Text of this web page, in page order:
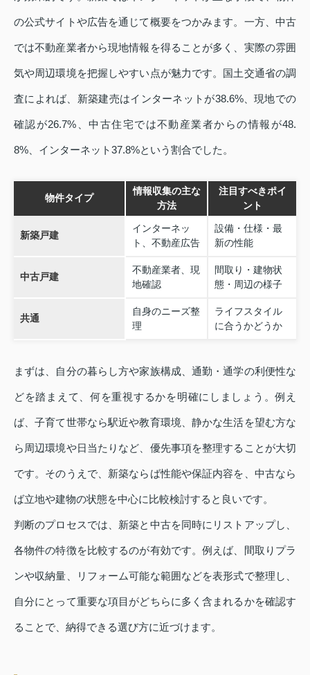
の公式サイトや広告を通じて概要をつかみます。一方、中古
では不動産業者から現地情報を得ることが多く、実際の雰囲
気や周辺環境を把握しやすい点が魅力です。国土交通省の調
査によれば、新築建売はインターネットが38.6%、現地での
確認が26.7%、中古住宅では不動産業者からの情報が48.
8%、インターネット37.8%という割合でした。
物件タイプ
情報収集の主な
方法
注目すべきポイ
ント
新築戸建
インターネッ
ト、不動産広告
設備・仕様・最
新の性能
中古戸建
不動産業者、現
地確認
間取り・建物状
態・周辺の様子
共通
自身のニーズ整
理
ライフスタイル
に合うかどうか
まずは、自分の暮らし方や家族構成、通勤・通学の利便性な
どを踏まえて、何を重視するかを明確にしましょう。例え
ば、子育て世帯なら駅近や教育環境、静かな生活を望む方な
ら周辺環境や日当たりなど、優先事項を整理することが大切
です。そのうえで、新築ならば性能や保証内容を、中古なら
ば立地や建物の状態を中心に比較検討すると良いです。
判断のプロセスでは、新築と中古を同時にリストアップし、
各物件の特徴を比較するのが有効です。例えば、間取りプラ
ンや収納量、リフォーム可能な範囲などを表形式で整理し、
自分にとって重要な項目がどちらに多く含まれるかを確認す
ることで、納得できる選び方に近づけます。